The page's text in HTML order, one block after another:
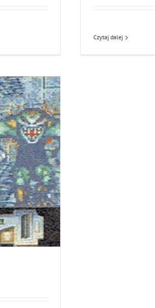
Czytaj dalej